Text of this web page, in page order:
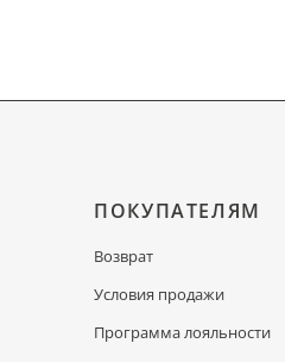
ПОКУПАТЕЛЯМ
Возврат
Условия продажи
Программа лояльности